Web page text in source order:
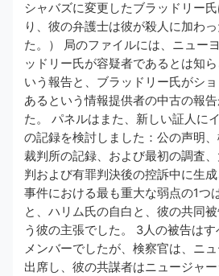
シャバズに変更したブラッドリー
り、彼の弁護士は彼が殺人に加わ
た。） 局のファイルには、ニュー
ッドリー氏が容疑者であるとは知
いう報告と、ブラッドリー氏がシ
あるという情報提供者の中古の報
た。 パネルはまた、新しい証人に
の記録を検討しました：公の声明、
裁判所の記録、および最初の調査
判および有罪判決後の控訴中に生
事件における最も重大な弱点の1つ
と、ハリム氏の自白と、彼の共同
う彼の主張でした。 3人の被告は
メンバーでしたが、検察官は、ニ
出席し、彼の共謀者はニュージャ